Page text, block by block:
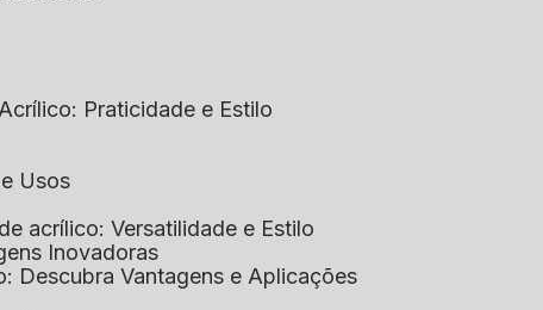
Praticidade e Estilo
Usos
acrílico: Versatilidade e Estilo
Inovadoras
Descubra Vantagens e Aplicações